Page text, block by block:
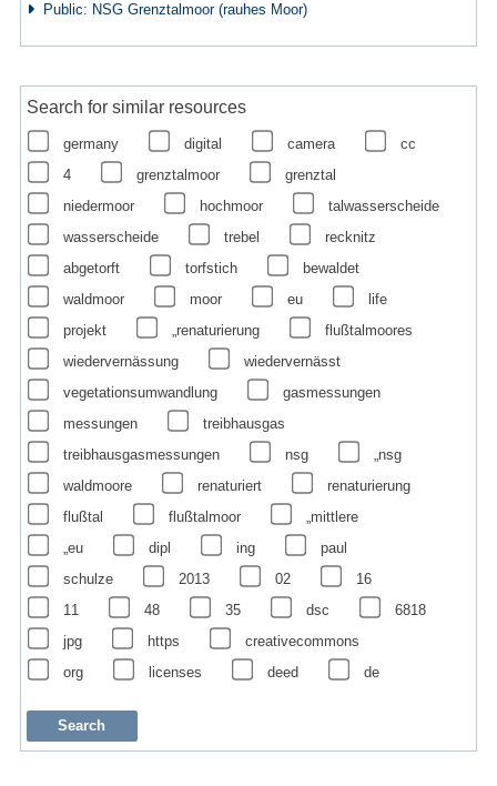
Public: NSG Grenztalmoor (rauhes Moor)
Search for similar resources
germany digital camera
cc
4
grenztalmoor
grenztal
niedermoor
hochmoor
talwasserscheide
wasserscheide
trebel
recknitz
abgetorft
torfstich
bewaldet
waldmoor
moor eu
life
projekt
„renaturierung
flußtalmoores
wiedervernässung
wiedervernässt
vegetationsumwandlung
gasmessungen
messungen
treibhausgas
treibhausgasmessungen
nsg
„nsg
waldmoore
renaturiert
renaturierung
flußtal
flußtalmoor
„mittlere
„eu
dipl ing
paul
schulze
2013 02
16
11
48 35 dsc
6818
jpg
https
creativecommons
org
licenses deed de